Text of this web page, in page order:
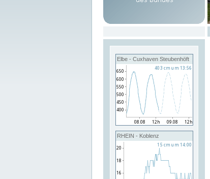
Elbe - Cuxhaven Steubenhöft
RHEIN - Koblenz